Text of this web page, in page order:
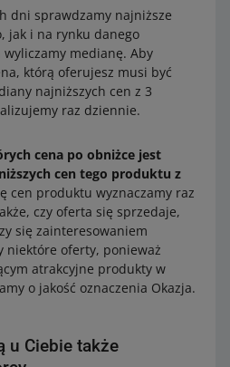
dni sprawdzamy najniższe
jak i na rynku danego
medianę. Aby
którą oferujesz musi być
najniższych cen z 3
raz dziennie.
cena po obniżce jest
cen tego produktu z
cen produktu wyznaczamy raz
czy oferta się sprzedaje,
się zainteresowaniem
niektóre oferty, ponieważ
atrakcyjne produkty w
o jakość oznaczenia Okazja.
u Ciebie także